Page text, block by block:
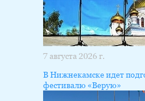
7 августа 2026 г.
В Нижнекамске идет
фестивалю «Верую»